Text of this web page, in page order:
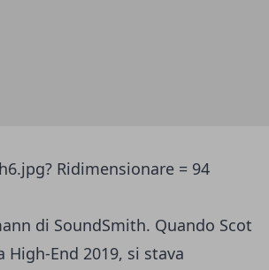
di SoundSmith. Quando Scot
End 2019, si stava